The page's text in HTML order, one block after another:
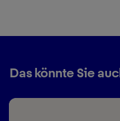
Das könnte Sie